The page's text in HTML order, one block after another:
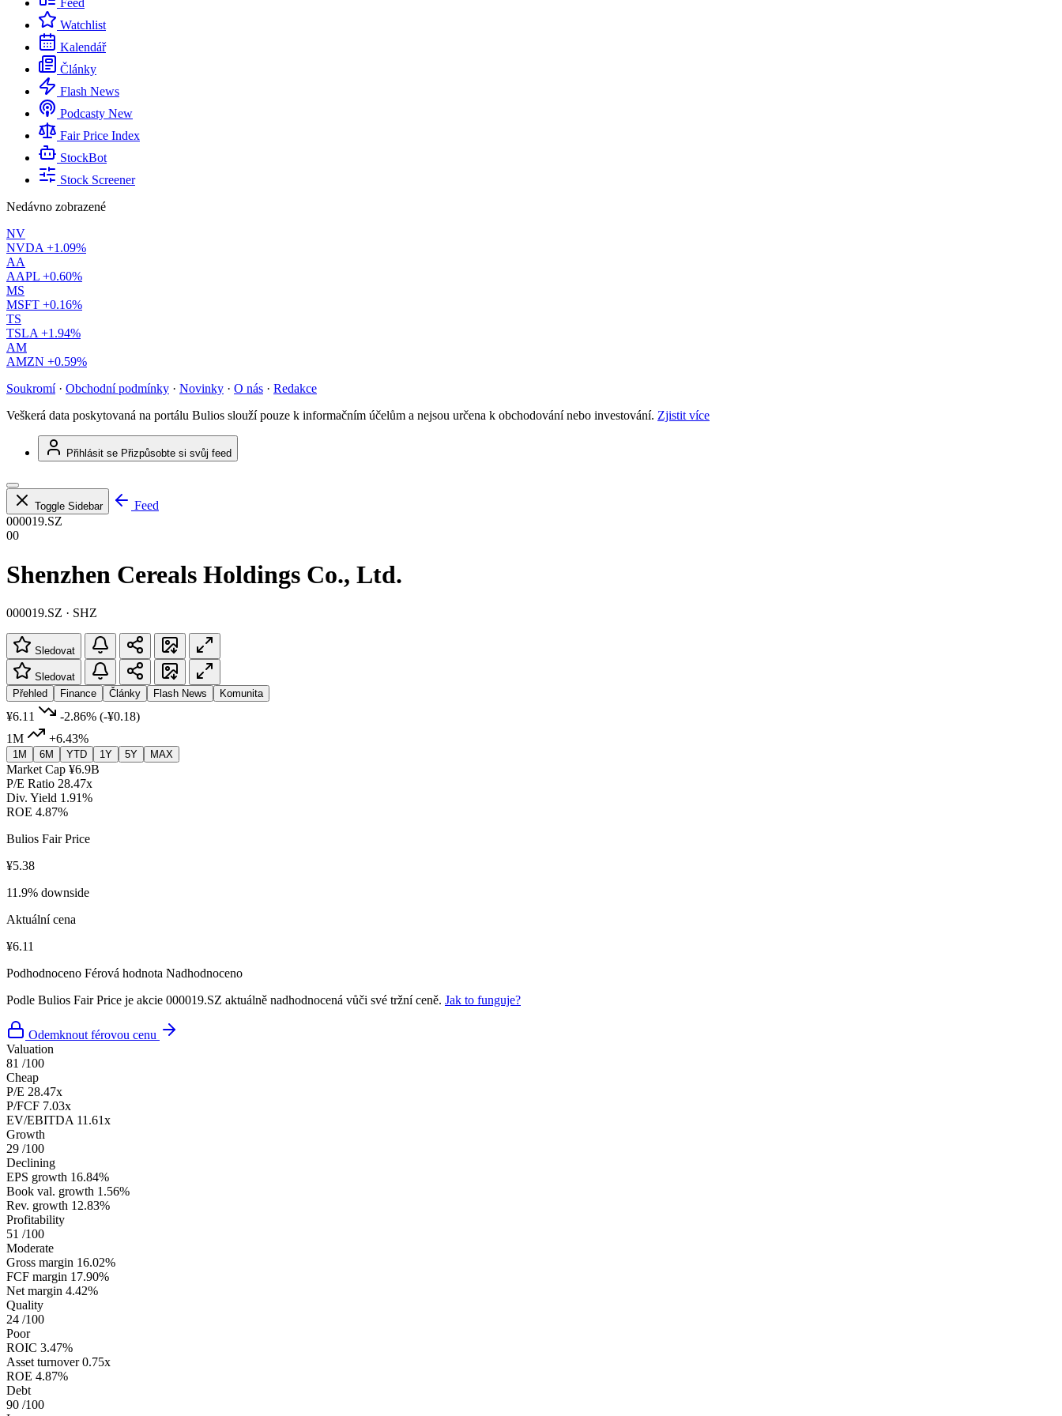
Feed
Watchlist
Kalendář
Články
Flash News
Podcasty New
Fair Price Index
StockBot
Stock Screener
Nedávno zobrazené
NV
NVDA +1.09%
AA
AAPL +0.60%
MS
MSFT +0.16%
TS
TSLA +1.94%
AM
AMZN +0.59%
Soukromí · Obchodní podmínky · Novinky · O nás · Redakce
Veškerá data poskytovaná na portálu Bulios slouží pouze k informačním účelům a nejsou určena k obchodování nebo investování. Zjistit více
Přihlásit se Přizpůsobte si svůj feed
Toggle Sidebar
Feed
000019.SZ
00
Shenzhen Cereals Holdings Co., Ltd.
000019.SZ · SHZ
Sledovat
Sledovat
Přehled
Finance Články Flash News Komunita
¥6.11 -2.86% (-¥0.18)
1M
+6.43%
1M 6M YTD 1Y 5Y MAX
Market Cap ¥6.9B
P/E Ratio 28.47x
Div. Yield 1.91%
ROE 4.87%
Bulios Fair Price
¥5.38
11.9% downside
Aktuální cena
¥6.11
Podhodnoceno Férová hodnota Nadhodnoceno
Podle Bulios Fair Price je akcie 000019.SZ aktuálně nadhodnocená vůči své tržní ceně. Jak to funguje?
Odemknout férovou cenu
Valuation
81 /100
Cheap
P/E 28.47x
P/FCF 7.03x
EV/EBITDA 11.61x
Growth
29 /100
Declining
EPS growth 16.84%
Book val. growth 1.56%
Rev. growth 12.83%
Profitability
51 /100
Moderate
Gross margin 16.02%
FCF margin 17.90%
Net margin 4.42%
Quality
24 /100
Poor
ROIC 3.47%
Asset turnover 0.75x
ROE 4.87%
Debt
90 /100